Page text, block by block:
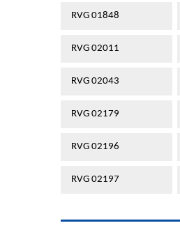
RVG 01848
RVG 02011
RVG 02043
RVG 02179
RVG 02196
RVG 02197